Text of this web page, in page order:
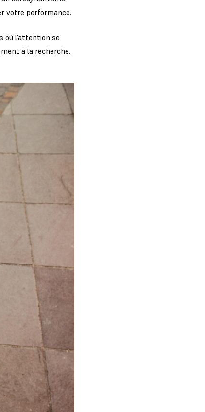
votre performance.
où l’attention se
à la recherche.